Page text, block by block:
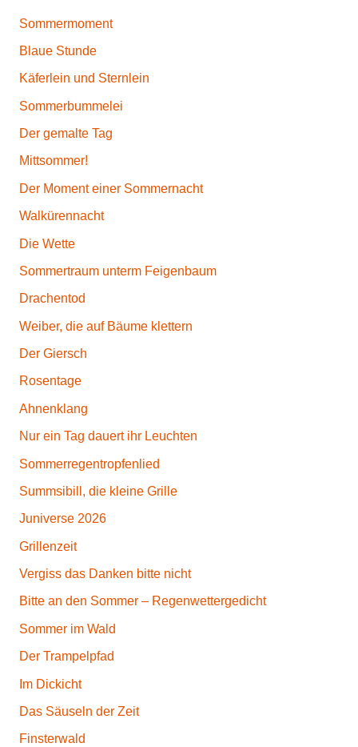
Sommermoment
Blaue Stunde
Käferlein und Sternlein
Sommerbummelei
Der gemalte Tag
Mittsommer!
Der Moment einer Sommernacht
Walkürennacht
Die Wette
Sommertraum unterm Feigenbaum
Drachentod
Weiber, die auf Bäume klettern
Der Giersch
Rosentage
Ahnenklang
Nur ein Tag dauert ihr Leuchten
Sommerregentropfenlied
Summsibill, die kleine Grille
Juniverse 2026
Grillenzeit
Vergiss das Danken bitte nicht
Bitte an den Sommer – Regenwettergedicht
Sommer im Wald
Der Trampelpfad
Im Dickicht
Das Säuseln der Zeit
Finsterwald